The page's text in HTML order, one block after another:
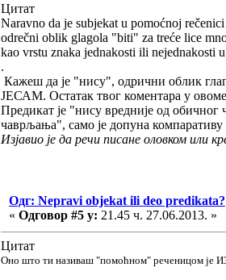
Цитат
Naravno da je subjekat u pomoćnoj
odrečni oblik glagola "biti" za treće lice
kao vrstu znaka jednakosti ili nejednakosti
.
Кажеш да је "нису", одрични облик
ЈЕСАМ. Остатак твог коментара у
Предикат је "нису вредније од
чаврљања", само је допуна
Изјавио је да речи писане оловком или
Одг: Nepravi objekat ili deo predikata?
« Одговор #5 у: 21.45 ч. 27.06.2013. »
Цитат
Оно што ти називаш "помоћном" реченицом је